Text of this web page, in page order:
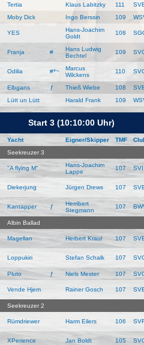
Tertia Klaus Labitzky 111
Moby Dick Ingo Berssin 109
YES
Hans-Joachim
Goldt
108
Franja #
Hans Ludwig
Bechtel
109
Odilia #*~
Marcus
Wilckens
110
Elbgans ƒ Thieß Wiebe 108
Lütt un Lütt Harald Frank 109
Start 3 (10:10:00 Uhr)
Yacht Eigner/Skipper TMF
Seekreuzer 3
"A flying M"
Hans-Joachim
Lappe
107 SVI
Diekerjung Jürgen Drews 107
Kantapper ƒ
Herribert
Stegmann
107
Albin Ballad
Magellan Herbert Kraul 107
Loppukiri Stefan Schalk 107
Pluto ƒ Niels Mester 107
Vende Hjem Rainer Gosch 107
Seekreuzer 2
Rümdriewer Harm Eilers 106
XPerience Jan Boldt 105